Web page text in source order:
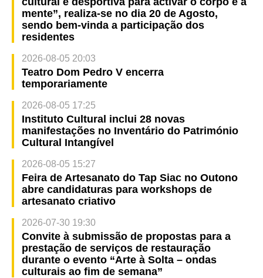
mente”, realiza-se no dia 20 de Agosto,
sendo bem-vinda a participação dos
residentes
2026-08-05 20:03
Teatro Dom Pedro V encerra
temporariamente
2026-08-05 17:25
Instituto Cultural inclui 28 novas
manifestações no Inventário do Património
Cultural Intangível
2026-08-05 15:27
Feira de Artesanato do Tap Siac no Outono
abre candidaturas para workshops de
artesanato criativo
2026-07-30 19:30
Convite à submissão de propostas para a
prestação de serviços de restauração
durante o evento “Arte à Solta – ondas
culturais ao fim de semana”